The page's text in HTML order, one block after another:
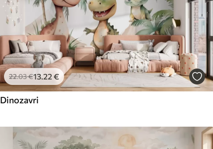
22.03€13.22 €
Dinozavri